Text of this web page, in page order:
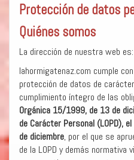
Protección de datos
Quiénes somos
La dirección de nuestra web
lahormigatenaz.com cumple
protección de datos de
cumplimiento íntegro de las
Orgánica 15/1999, de 13 de
de Carácter Personal (LOPD),
de diciembre, por el que se
de la LOPD y demás normativa